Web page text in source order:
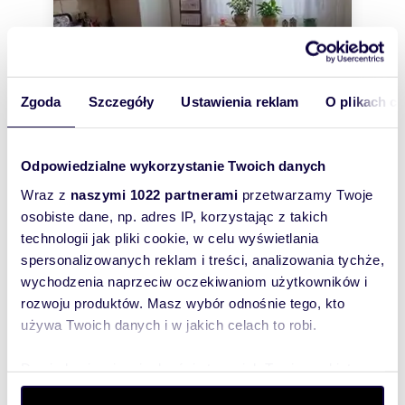
Zgoda Szczegóły Ustawienia reklam O plikach
Odpowiedzialne wykorzystanie Twoich danych
Wraz z naszymi 1022 partnerami przetwarzamy Twoje
osobiste dane, np. adres IP, korzystając z takich
technologii jak pliki cookie, w celu wyświetlania
spersonalizowanych reklam i treści, analizowania tychże,
wychodzenia naprzeciw oczekiwaniom użytkowników i
rozwoju produktów. Masz wybór odnośnie tego, kto
używa Twoich danych i w jakich celach to robi.
dane są przetwarzane oraz ustaw własne preferencje w
Do sprzedania słoneczne 2 pokoje z
balkonem i widokiem na plac zabaw
310 000 zł
mieszkanie Świebodzice, osiedle
Piastowskie
Słoneczne 2 pokoje z balkonem | Os. Piastowskie |
duży potencjał Na sprzedaż mieszkanie położone
na Osiedlu Piastowskim w Świebo...